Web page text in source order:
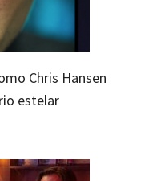
Chris Hansen
estelar